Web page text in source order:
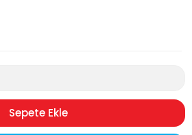
Sepete Ekle